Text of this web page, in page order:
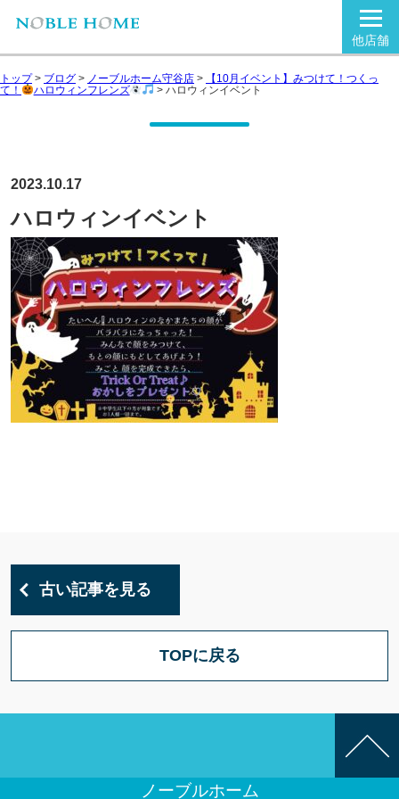
他店舗
トップ> ブログ > ノーブルホーム守谷店 >
【10月イベント】みつけて！つくっ
て！
ハロウィンフレンズ > ハロウィンイベント
2023.10.17
ハロウィンイベント
古い記事を見る
TOPに戻る
ノーブルホーム